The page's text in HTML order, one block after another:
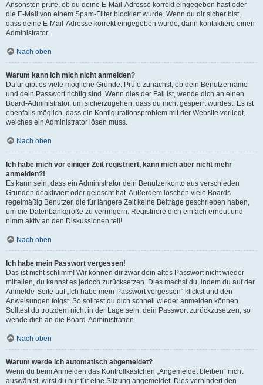
Ansonsten prüfe, ob du deine E-Mail-Adresse korrekt eingegeben hast oder
die E-Mail von einem Spam-Filter blockiert wurde. Wenn du dir sicher bist,
dass deine E-Mail-Adresse korrekt eingegeben wurde, dann kontaktiere einen
Administrator.
Nach oben
Warum kann ich mich nicht anmelden?
Dafür gibt es viele mögliche Gründe. Prüfe zunächst, ob dein Benutzername
und dein Passwort richtig sind. Wenn dies der Fall ist, wende dich an einen
Board-Administrator, um sicherzugehen, dass du nicht gesperrt wurdest. Es ist
ebenfalls möglich, dass ein Konfigurationsproblem mit der Website vorliegt,
welches ein Administrator lösen muss.
Nach oben
Ich habe mich vor einiger Zeit registriert, kann mich aber nicht mehr
anmelden?!
Es kann sein, dass ein Administrator dein Benutzerkonto aus verschieden
Gründen deaktiviert oder gelöscht hat. Außerdem löschen viele Boards
regelmäßig Benutzer, die für längere Zeit keine Beiträge geschrieben haben,
um die Datenbankgröße zu verringern. Registriere dich einfach erneut und
nimm aktiv an den Diskussionen teil!
Nach oben
Ich habe mein Passwort vergessen!
Das ist nicht schlimm! Wir können dir zwar dein altes Passwort nicht wieder
mitteilen, du kannst es jedoch zurücksetzen. Dies machst du, indem du auf der
Anmelde-Seite auf „Ich habe mein Passwort vergessen“ klickst und den
Anweisungen folgst. So solltest du dich schnell wieder anmelden können.
Solltest du trotzdem nicht in der Lage sein, dein Passwort zurückzusetzen, so
wende dich an die Board-Administration.
Nach oben
Warum werde ich automatisch abgemeldet?
Wenn du beim Anmelden das Kontrollkästchen „Angemeldet bleiben“ nicht
auswählst, wirst du nur für eine Sitzung angemeldet. Dies verhindert den